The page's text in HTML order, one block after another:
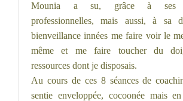
Mounia a su, grâce à ses
professionnelles, mais aussi, à sa
bienveillance innées me faire voir le
même et me faire toucher du
ressources dont je disposais.
Au cours de ces 8 séances de
sentie enveloppée, cocoonée mais